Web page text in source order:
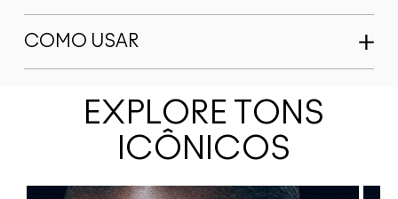
COMO USAR
EXPLORE TONS
ICÔNICOS